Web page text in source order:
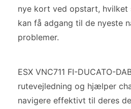
nye kort ved opstart, hvilket
kan få adgang til de nyeste
problemer.
ESX VNC711 FI-DUCATO-
rutevejledning og hjælper
navigere effektivt til deres